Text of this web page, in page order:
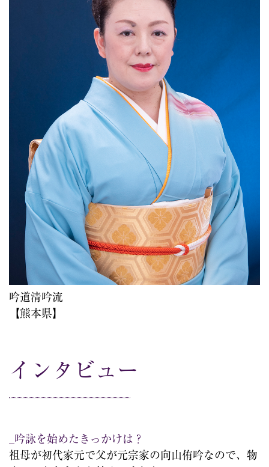
吟道清吟流
【熊本県】
インタビュー
_吟詠を始めたきっかけは？
祖母が初代家元で父が元宗家の向山侑吟なので、物